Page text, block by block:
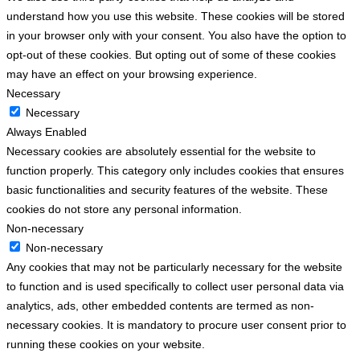
understand how you use this website. These cookies will be stored
in your browser only with your consent. You also have the option to
opt-out of these cookies. But opting out of some of these cookies
may have an effect on your browsing experience.
Necessary
Necessary
Always Enabled
Necessary cookies are absolutely essential for the website to
function properly. This category only includes cookies that ensures
basic functionalities and security features of the website. These
cookies do not store any personal information.
Non-necessary
Non-necessary
Any cookies that may not be particularly necessary for the website
to function and is used specifically to collect user personal data via
analytics, ads, other embedded contents are termed as non-
necessary cookies. It is mandatory to procure user consent prior to
running these cookies on your website.